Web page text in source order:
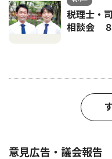
税理士・
相談会
意見広告・議会報告